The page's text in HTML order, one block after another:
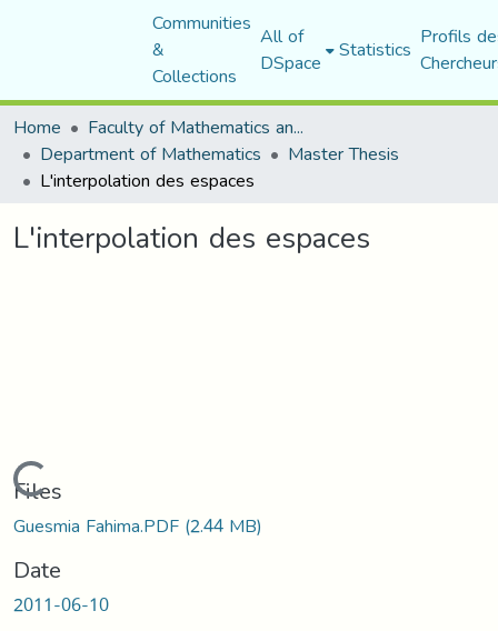
Communities
&
Collections
All of
DSpace Statistics Profils
Home
Faculty of Mathematics and Computer Science
Department of Mathematics Master Thesis
L'interpolation des espaces
L'interpolation des espaces
Loading...
Files
Guesmia Fahima.PDF(2.44 MB)
Date
2011-06-10